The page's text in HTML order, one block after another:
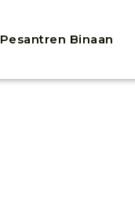
Pesantren Binaan